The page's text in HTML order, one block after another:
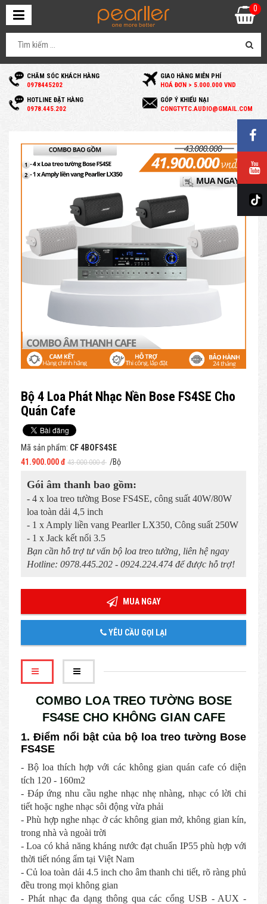
CHĂM SÓC KHÁCH HÀNG
0978445202
GIAO HÀNG MIỄN PHÍ
HOÁ ĐƠN > 5.000.000 VND
HOTLINE ĐẶT HÀNG
0978.445.202
GÓP Ý KHIẾU NẠI
CONGTYTC.AUDIO@GMAIL.COM
0
Bộ 4 Loa Phát Nhạc Nền Bose FS4SE Cho
Quán Cafe
Mã sản phẩm: CF 4BOFS4SE
41.900.000 đ 43.000.000 đ /Bộ
Gói âm thanh bao gồm:
- 4 x loa treo tường Bose FS4SE, công suất 40W/80W
loa toàn dải 4,5 inch
- 1 x Amply liền vang Pearller LX350, Công suất 250W
- 1 x Jack kết nối 3.5
Bạn cần hỗ trợ tư vấn bộ loa treo tường, liên hệ ngay
Hotline: 0978.445.202 - 0924.224.474 để được hỗ trợ!
MUA NGAY
YÊU CẦU GỌI LẠI
COMBO LOA TREO TƯỜNG BOSE
FS4SE CHO KHÔNG GIAN CAFE
1. Điểm nổi bật của bộ loa treo tường Bose
FS4SE
- Bộ loa thích hợp với các không gian quán cafe có diện
tích 120 - 160m2
- Đáp ứng nhu cầu nghe nhạc nhẹ nhàng, nhạc có lời chi
tiết hoặc nghe nhạc sôi động vừa phải
- Phù hợp nghe nhạc ở các không gian mở, không gian kín,
trong nhà và ngoài trời
- Loa có khả năng kháng nước đạt chuẩn IP55 phù hợp với
thời tiết nóng ẩm tại Việt Nam
- Củ loa toàn dải 4.5 inch cho âm thanh chi tiết, rõ ràng phủ
đều trong mọi không gian
- Phát nhạc đa dạng thông qua các cổng USB - AUX -